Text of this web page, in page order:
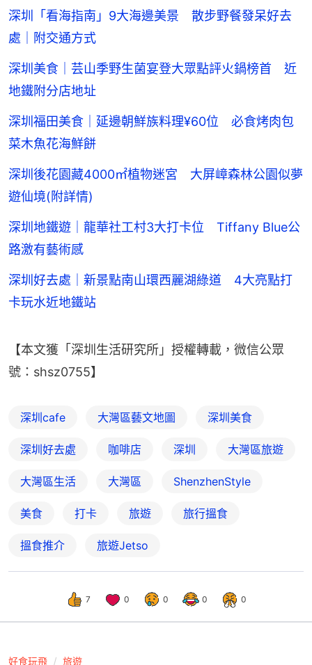
深圳「看海指南」9大海邊美景 散步野餐發呆好去
處｜附交通方式
深圳美食｜芸山季野生菌宴登大眾點評火鍋榜首 近
地鐵附分店地址
深圳福田美食｜延邊朝鮮族料理¥60位 必食烤肉包
菜木魚花海鮮餅
深圳後花園藏4000㎡植物迷宮 大屏嶂森林公園似夢
遊仙境(附詳情)
深圳地鐵遊｜龍華社工村3大打卡位 Tiffany Blue公
路激有藝術感
深圳好去處｜新景點南山環西麗湖綠道 4大亮點打
卡玩水近地鐵站
【本文獲「深圳生活研究所」授權轉載，微信公眾
號：shsz0755】
深圳cafe 大灣區藝文地圖 深圳美食
深圳好去處 咖啡店 深圳 大灣區旅遊
大灣區生活 大灣區 ShenzhenStyle
美食 打卡 旅遊 旅行搵食
搵食推介 旅遊Jetso
7 0 0 0 0
好食玩飛 旅遊